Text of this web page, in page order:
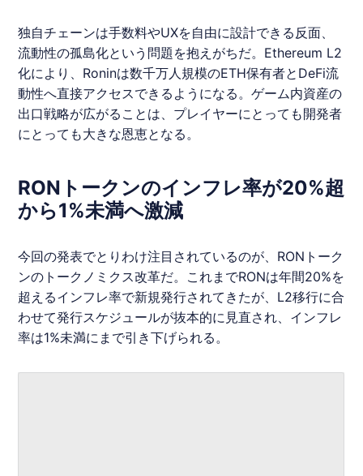
独自チェーンは手数料やUXを自由に設計できる反面、
流動性の孤島化という問題を抱えがちだ。Ethereum L2
化により、 Roninは数千万人規模のETH保有者とDeFi流
動性へ直接アクセスできるようになる。ゲーム内資産の
出口戦略が広がることは、プレイヤーにとっても開発者
にとっても大きな恩恵となる。
RONトークンのインフレ率が20%超
から1%未満へ激減
今回の発表でとりわけ注目されているのが、 RON トーク
ンのトークノミクス改革だ。これまでRONは年間20%を
超えるインフレ率で新規発行されてきたが、L2移行に合
わせて発行スケジュールが抜本的に見直され、インフレ
率は1%未満にまで引き下げられる。